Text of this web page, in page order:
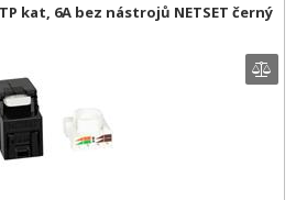
kat, 6A bez nástrojů NETSET černý